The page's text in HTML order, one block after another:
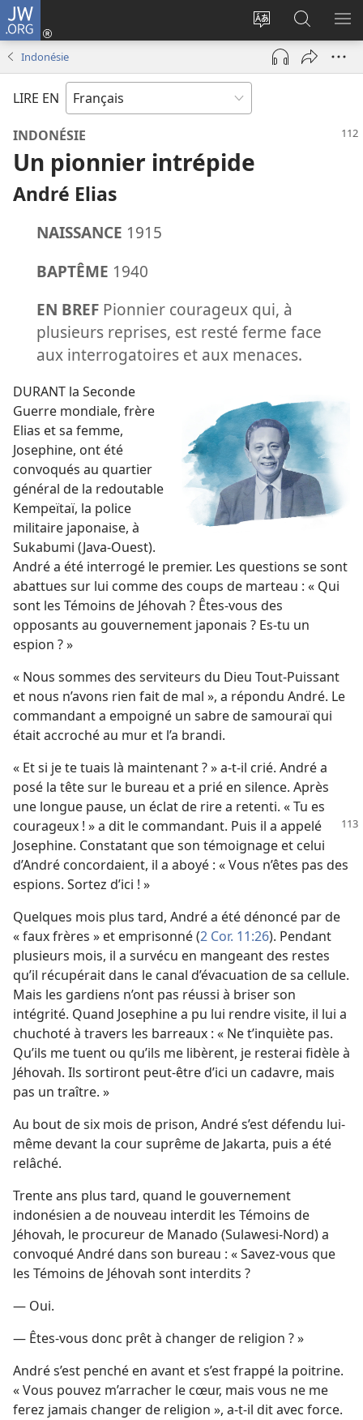
JW.ORG
Changer
langue
Se
connecter
(ouvre
nouvelle
sur
JW.ORG
Indonésie
LIRE EN
INDONÉSIE
Un pionnier intrépide
André Elias
NAISSANCE 1915
BAPTÊME 1940
EN BREFPionnier courageux qui, à
plusieurs reprises, est resté ferme face
aux interrogatoires et aux menaces.
DURANT la Seconde
Guerre mondiale, frère
Elias et sa femme,
Josephine, ont été
convoqués au quartier
général de la redoutable
Kempeïtaï, la police
militaire japonaise, à
Sukabumi (Java-Ouest).
André a été interrogé le premier. Les questions se sont
abattues sur lui comme des coups de marteau : « Qui
sont les Témoins de Jéhovah ? Êtes-​vous des
opposants au gouvernement japonais ? Es-​tu un
espion ? »
« Nous sommes des serviteurs du Dieu Tout-Puissant
et nous n’avons rien fait de mal », a répondu André. Le
commandant a empoigné un sabre de samouraï qui
était accroché au mur et l’a brandi.
« Et si je te tuais là maintenant ? » a-​t-​il crié. André a
posé la tête sur le bureau et a prié en silence. Après
une longue pause, un éclat de rire a retenti. « Tu es
courageux ! »a dit le commandant. Puis il a appelé
Josephine. Constatant que son témoignage et celui
d’André concordaient, il a aboyé : « Vous n’êtes pas des
espions. Sortez d’ici ! »
Quelques mois plus tard, André a été dénoncé par de
« faux frères » et emprisonné (2 Cor. 11:26). Pendant
plusieurs mois, il a survécu en mangeant des restes
qu’il récupérait dans le canal d’évacuation de sa cellule.
Mais les gardiens n’ont pas réussi à briser son
intégrité. Quand Josephine a pu lui rendre visite, il lui a
chuchoté à travers les barreaux : « Ne t’inquiète pas.
Qu’ils me tuent ou qu’ils me libèrent, je resterai fidèle à
Jéhovah. Ils sortiront peut-être d’ici un cadavre, mais
pas un traître. »
Au bout de six mois de prison, André s’est défendu lui-​
même devant la cour suprême de Jakarta, puis a été
relâché.
Trente ans plus tard, quand le gouvernement
indonésien a de nouveau interdit les Témoins de
Jéhovah, le procureur de Manado (Sulawesi-Nord) a
convoqué André dans son bureau : « Savez-​vous que
les Témoins de Jéhovah sont interdits ?
— Oui.
— Êtes-​vous donc prêt à changer de religion ? »
André s’est penché en avant et s’est frappé la poitrine.
« Vous pouvez m’arracher le cœur, mais vous ne me
ferez jamais changer de religion », a-​t-​il dit avec force.